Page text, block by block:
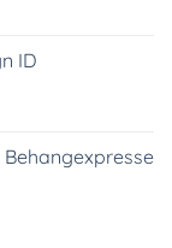
ID